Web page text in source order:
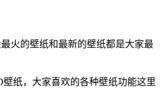
火的壁纸和最新的壁纸都是大家最
纸，大家喜欢的各种壁纸功能这里